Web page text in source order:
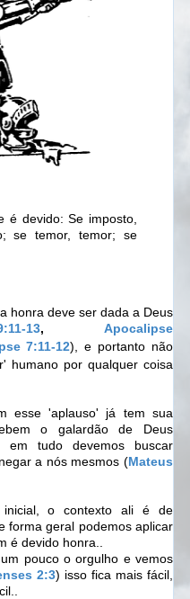
é devido: Se imposto,
se temor, temor; se
honra deve ser dada a Deus
13,Apocalipse
7:11-12), e portanto não
humano por qualquer coisa
esse 'aplauso' já tem sua
o galardão de Deus
em tudo devemos buscar
a nós mesmos (Mateus
inicial, o contexto ali é de
forma geral podemos aplicar
é devido honra..
pouco o orgulho e vemos
2:3) isso fica mais fácil,